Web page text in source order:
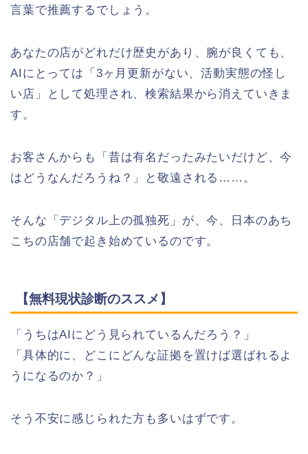
言葉で推薦するでしょう。
あなたの店がどれだけ歴史があり、腕が良くても、
AIにとっては「3ヶ月更新がない、活動実態の怪し
い店」として処理され、検索結果から消えていきま
す。
お客さんからも「昔は有名だったみたいだけど、今
はどうなんだろうね？」と敬遠される……。
そんな「デジタル上の孤独死」が、今、日本のあち
こちの店舗で起き始めているのです。
【無料現状診断のススメ】
「うちはAIにどう見られているんだろう？」
「具体的に、どこにどんな証拠を置けば選ばれるよ
うになるのか？」
そう不安に感じられた方も多いはずです。